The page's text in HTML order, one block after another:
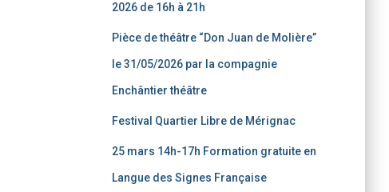
2026 de 16h à 21h
Pièce de théâtre “Don Juan de Molière”
le 31/05/2026 par la compagnie
Enchântier théâtre
Festival Quartier Libre de Mérignac
25 mars 14h-17h Formation gratuite en
Langue des Signes Française